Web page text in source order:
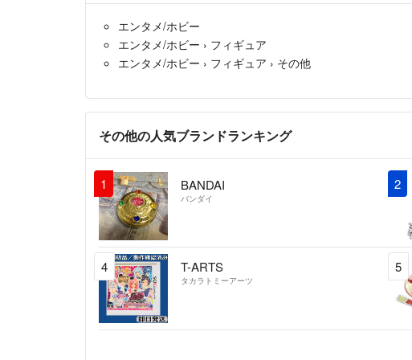
エンタメ/ホビー
エンタメ/ホビー › フィギュア
エンタメ/ホビー › フィギュア › その他
その他の人気ブランドランキング
1 BANDAI
バンダイ
2
4 T-ARTS
タカラトミーアーツ
5